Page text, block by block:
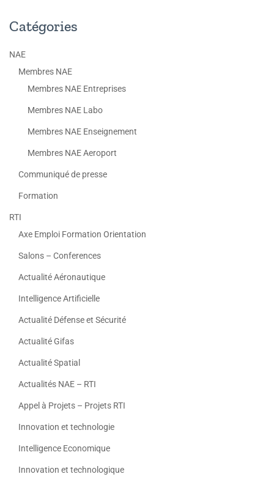
Catégories
NAE
Membres NAE
Membres NAE Entreprises
Membres NAE Labo
Membres NAE Enseignement
Membres NAE Aeroport
Communiqué de presse
Formation
RTI
Axe Emploi Formation Orientation
Salons – Conferences
Actualité Aéronautique
Intelligence Artificielle
Actualité Défense et Sécurité
Actualité Gifas
Actualité Spatial
Actualités NAE – RTI
Appel à Projets – Projets RTI
Innovation et technologie
Intelligence Economique
Innovation et technologique